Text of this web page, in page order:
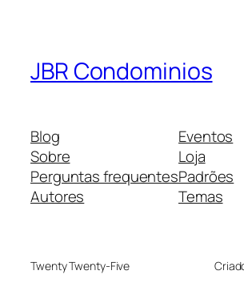
JBR Condominios
Blog
Sobre
Perguntas frequentes
Autores
Eventos
Loja
Padrões
Temas
Twenty Twenty-Five